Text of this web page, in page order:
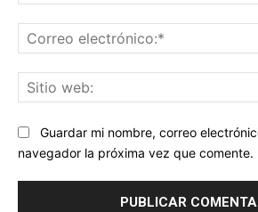
Guardar mi nombre, correo
navegador la próxima vez que comente.